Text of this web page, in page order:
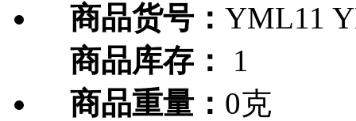
商品货号： YML11
商品库存：
1
商品重量： 0克